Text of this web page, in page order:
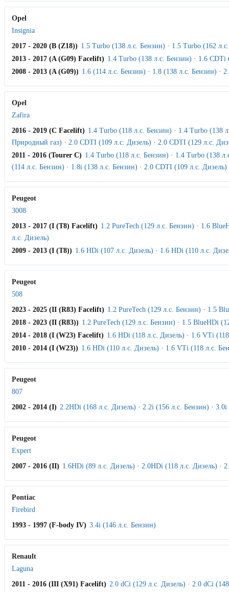
Opel
Insignia
2017 - 2020 (B (Z18)) 1.5 Turbo (138 л.с. Бензин) · 1.5 Turbo (162
2013 - 2017 (A (G09) Facelift) 1.4 Turbo (138 л.с. Бензин) · 1.6 CDTi
2008 - 2013 (A (G09)) 1.6 (114 л.с. Бензин) · 1.8 (138 л.с. Бензин) ·
Opel
Zafira
2016 - 2019 (C Facelift) 1.4 Turbo (118 л.с. Бензин) · 1.4 Turbo (138
Природный газ) · 2.0 CDTI (109 л.с. Дизель) · 2.0 CDTI (129 л.с.
2011 - 2016 (Tourer C) 1.4 Turbo (118 л.с. Бензин) · 1.4 Turbo (138
(114 л.с. Бензин) · 1.8i (138 л.с. Бензин) · 2.0 CDTI (109 л.с. Дизель)
Peugeot
3008
2013 - 2017 (I (T8) Facelift) 1.2 PureTech (129 л.с. Бензин) · 1.6
л.с. Дизель)
2009 - 2013 (I (T8)) 1.6 HDi (107 л.с. Дизель) · 1.6 HDi (110 л.с.
Peugeot
508
2023 - 2025 (II (R83) Facelift) 1.2 PureTech (129 л.с. Бензин) · 1.5
2018 - 2023 (II (R83)) 1.2 PureTech (129 л.с. Бензин) · 1.5 BlueHDi
2014 - 2018 (I (W23) Facelift) 1.6 HDi (118 л.с. Дизель) · 1.6 VTi
2010 - 2014 (I (W23)) 1.6 HDi (110 л.с. Дизель) · 1.6 VTi (118 л.с.
Peugeot
807
2002 - 2014 (I) 2.2HDi (168 л.с. Дизель) · 2.2i (156 л.с. Бензин) · 3.0i
Peugeot
Expert
2007 - 2016 (II) 1.6HDi (89 л.с. Дизель) · 2.0HDi (118 л.с. Дизель) ·
Pontiac
Firebird
1993 - 1997 (F-body IV) 3.4i (146 л.с. Бензин)
Renault
Laguna
2011 - 2016 (III (X91) Facelift) 2.0 dCi (129 л.с. Дизель) · 2.0 dCi